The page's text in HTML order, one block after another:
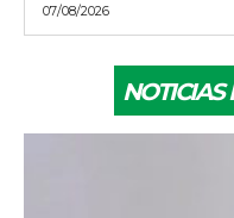
07/08/2026
NOTICIAS